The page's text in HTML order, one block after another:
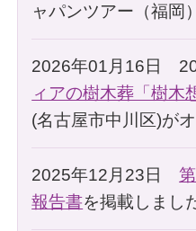
ャパンツアー（福岡
2026年01月16日
ィアの樹木葬「樹木
(名古屋市中川区)が
2025年12月23日
報告書を掲載しまし